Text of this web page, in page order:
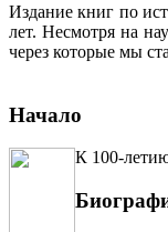
Издание книг по
лет. Несмотря на
через которые мы
Начало
К 100-